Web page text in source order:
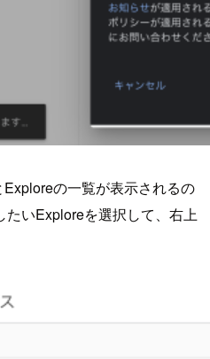
の一覧が表示されるの
いExploreを選択して、右上